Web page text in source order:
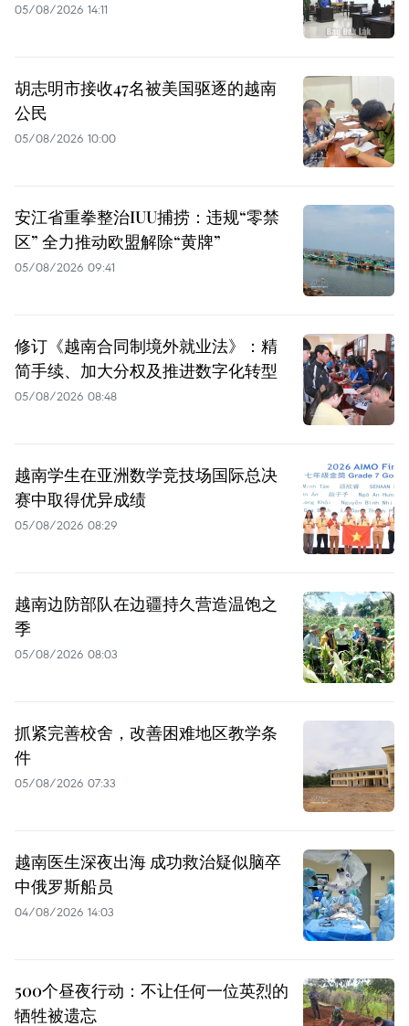
05/08/2026 14:11
胡志明市接收47名被美国驱逐的越南
公民
05/08/2026 10:00
安江省重拳整治IUU捕捞：违规“零禁
区” 全力推动欧盟解除“黄牌”
05/08/2026 09:41
修订《越南合同制境外就业法》：精
简手续、加大分权及推进数字化转型
05/08/2026 08:48
越南学生在亚洲数学竞技场国际总决
赛中取得优异成绩
05/08/2026 08:29
越南边防部队在边疆持久营造温饱之
季
05/08/2026 08:03
抓紧完善校舍，改善困难地区教学条
件
05/08/2026 07:33
越南医生深夜出海 成功救治疑似脑卒
中俄罗斯船员
04/08/2026 14:03
500个昼夜行动：不让任何一位英烈的
牺牲被遗忘